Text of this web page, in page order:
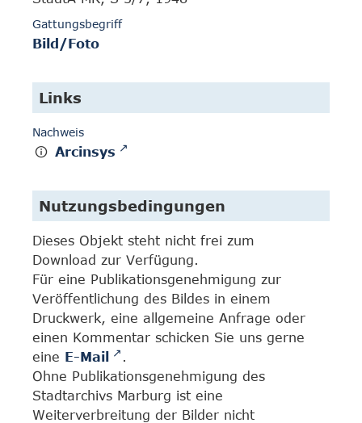
Gattungsbegriff
Bild/Foto
Links
Nachweis
Arcinsys
Nutzungsbedingungen
Dieses Objekt steht nicht frei zum
Download zur Verfügung.
Für eine Publikationsgenehmigung zur
Veröffentlichung des Bildes in einem
Druckwerk, eine allgemeine Anfrage oder
einen Kommentar schicken Sie uns gerne
eine E-Mail
.
Ohne Publikationsgenehmigung des
Stadtarchivs Marburg ist eine
Weiterverbreitung der Bilder nicht